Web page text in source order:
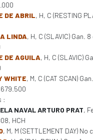
DE ABRIL, H, C (RESTING
LINDA, H, C (SLAVIC) Gan. 8
DE AGUILA, H, C (SLAVIC)
WHITE, M, C (CAT SCAN)
:
NAVAL ARTURO PRAT,
HCH
, M, M (SETTLEMENT DAY) No